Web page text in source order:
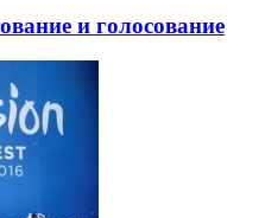
и голосование